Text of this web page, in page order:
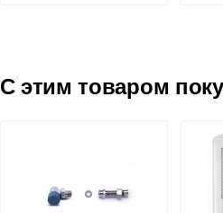
с
Конвектор
ITT.080.200.1200 с
C этим товаром